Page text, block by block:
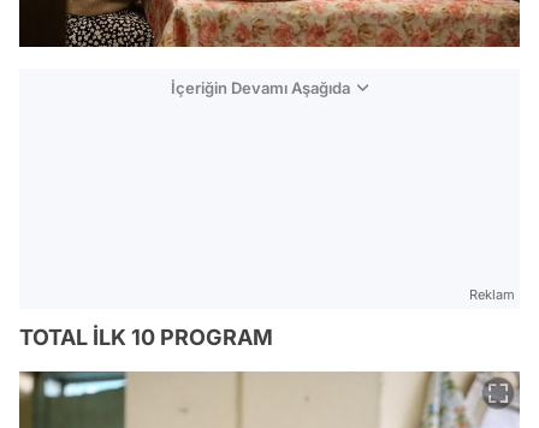
İçeriğin Devamı Aşağıda
Reklam
TOTAL İLK 10 PROGRAM